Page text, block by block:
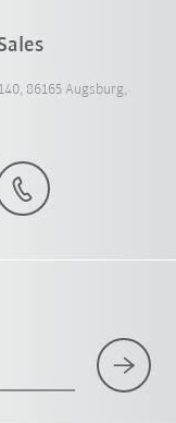
86165 Augsburg,